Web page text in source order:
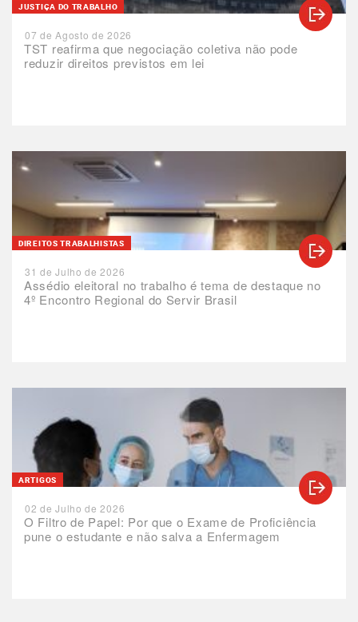
TST reafirma que negociação coletiva não pode
reduzir direitos previstos em lei
JUSTIÇA DO TRABALHO
07 de Agosto de 2026
Assédio eleitoral no trabalho é tema de destaque no
4º Encontro Regional do Servir Brasil
DIREITOS TRABALHISTAS
31 de Julho de 2026
O Filtro de Papel: Por que o Exame de Proficiência
pune o estudante e não salva a Enfermagem
ARTIGOS
02 de Julho de 2026